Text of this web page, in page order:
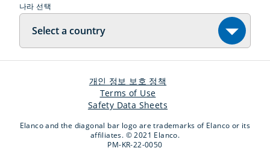
나라 선택
Select a country
개인 정보 보호 정책
Terms of Use
Safety Data Sheets
Elanco and the diagonal bar logo are trademarks of Elanco or its
affiliates. © 2021 Elanco.
PM-KR-22-0050